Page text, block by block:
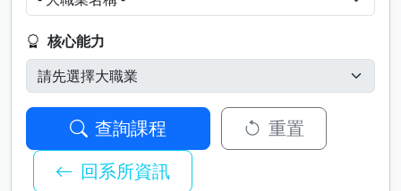
核心能力
查詢課程
重置
回系所資訊